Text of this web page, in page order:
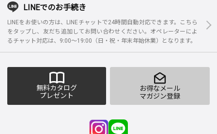
LINEでのお手続き
LINEをお使いの方は、LINEチャットで24時間自動対応できます。こちら
をタップし、友だち追加してお問い合わせください。オペレーターによ
るチャット対応は、9:00～19:00（日・祝・年末年始休業）となります。
無料カタログ
プレゼント
お得なメール
マガジン登録